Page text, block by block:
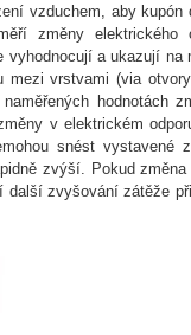
vzduchem, aby kupón
změny elektrického
a ukazují na
mezi vrstvami (via
hodnotách
v elektrickém
snést vystavené
zvýší. Pokud
zvyšování zátěže